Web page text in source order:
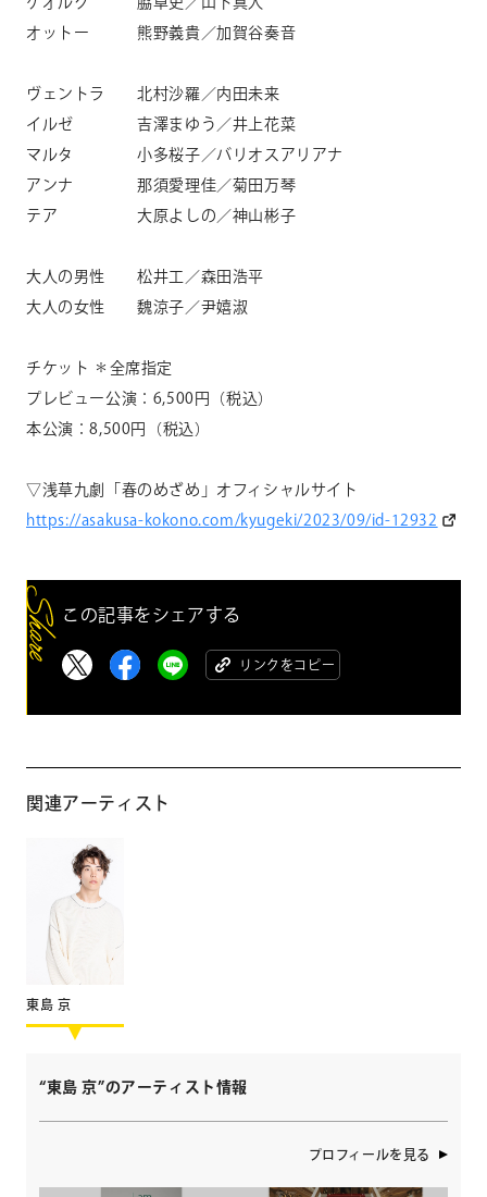
オットー 熊野義貴／加賀谷奏音
ヴェントラ 北村沙羅／内田未来
イルゼ 吉澤まゆう／井上花菜
マルタ 小多桜子／バリオスアリアナ
アンナ 那須愛理佳／菊田万琴
テア 大原よしの／神山彬子
大人の男性 松井工／森田浩平
大人の女性 魏涼子／尹嬉淑
チケット ＊全席指定
プレビュー公演： 6,500 円（税込）
本公演：8,500円（税込）
▽浅草九劇「春のめざめ」オフィシャルサイト
https://asakusa-kokono.com/kyugeki/2023/09/id-12932
この記事をシェアする
リンクをコピー
関連アーティスト
東島 京
“東島 京”のアーティスト情報
プロフィールを見る